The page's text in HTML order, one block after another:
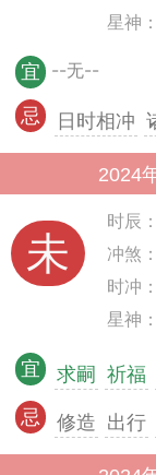
星神：
宜 --无--
忌 日时相冲
2024
未
时辰：
冲煞：
时冲：
星神：
宜 求嗣 祈福
忌 修造 出行